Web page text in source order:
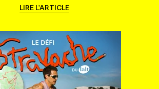
LIRE L'ARTICLE